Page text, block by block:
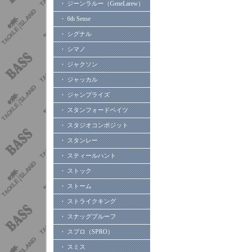
・ ジーンラルー（GeneLarew）
・ 6th Sense
・ シグナル
・ シマノ
・ ジャクソン
・ ジャッカル
・ ジャンプライズ
・ スタンフォードベイツ
・ スタジオコンポジット
・ スタンレー
・ スティールハント
・ ストック
・ ストーム
・ ストライクキング
・ スナッグプルーフ
・ スプロ（SPRO）
・ スミス